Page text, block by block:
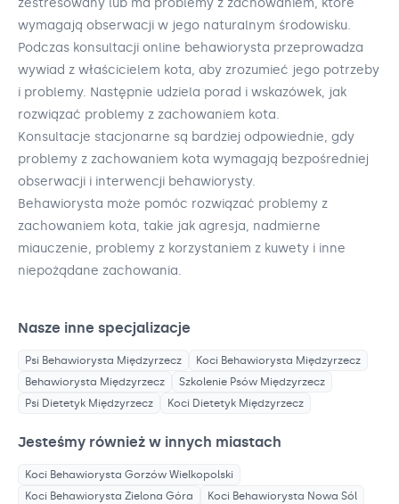
zestresowany lub ma problemy z zachowaniem, które
wymagają obserwacji w jego naturalnym środowisku.
Podczas konsultacji online behawiorysta przeprowadza
wywiad z właścicielem kota, aby zrozumieć jego potrzeby
i problemy. Następnie udziela porad i wskazówek, jak
rozwiązać problemy z zachowaniem kota.
Konsultacje stacjonarne są bardziej odpowiednie, gdy
problemy z zachowaniem kota wymagają bezpośredniej
obserwacji i interwencji behawiorysty.
Behawiorysta może pomóc rozwiązać problemy z
zachowaniem kota, takie jak agresja, nadmierne
miauczenie, problemy z korzystaniem z kuwety i inne
niepożądane zachowania.
Nasze inne specjalizacje
Psi Behawiorysta Międzyrzecz Koci Behawiorysta Międzyrzecz
Behawiorysta Międzyrzecz Szkolenie Psów Międzyrzecz
Psi Dietetyk Międzyrzecz Koci Dietetyk Międzyrzecz
Jesteśmy również w innych miastach
Koci Behawiorysta Gorzów Wielkopolski
Koci Behawiorysta Zielona Góra Koci Behawiorysta Nowa Sól